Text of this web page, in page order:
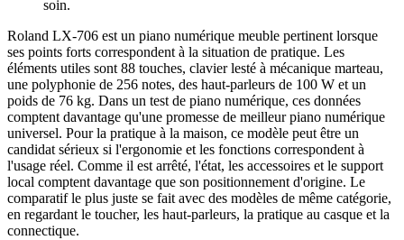
soin.
Roland LX-706 est un piano numérique meuble pertinent lorsque
ses points forts correspondent à la situation de pratique. Les
éléments utiles sont 88 touches, clavier lesté à mécanique marteau,
une polyphonie de 256 notes, des haut-parleurs de 100 W et un
poids de 76 kg. Dans un test de piano numérique, ces données
comptent davantage qu'une promesse de meilleur piano numérique
universel. Pour la pratique à la maison, ce modèle peut être un
candidat sérieux si l'ergonomie et les fonctions correspondent à
l'usage réel. Comme il est arrêté, l'état, les accessoires et le support
local comptent davantage que son positionnement d'origine. Le
comparatif le plus juste se fait avec des modèles de même catégorie,
en regardant le toucher, les haut-parleurs, la pratique au casque et la
connectique.